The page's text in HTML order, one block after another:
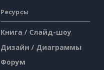
Ресурсы
Книга / Слайд-шоу
Дизайн / Диаграммы
Форум